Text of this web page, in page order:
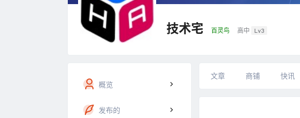
技术宅 百灵鸟 高中
Lv3
概览
发布的
文章 商铺 快讯